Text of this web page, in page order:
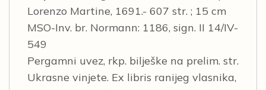
Lorenzo Martine, 1691.- 607 str. ; 15 cm
MSO-Inv. br. Normann: 1186, sign. II 14/IV-
549
Pergamni uvez, rkp. bilješke na prelim. str.
Ukrasne vinjete. Ex libris ranijeg vlasnika,